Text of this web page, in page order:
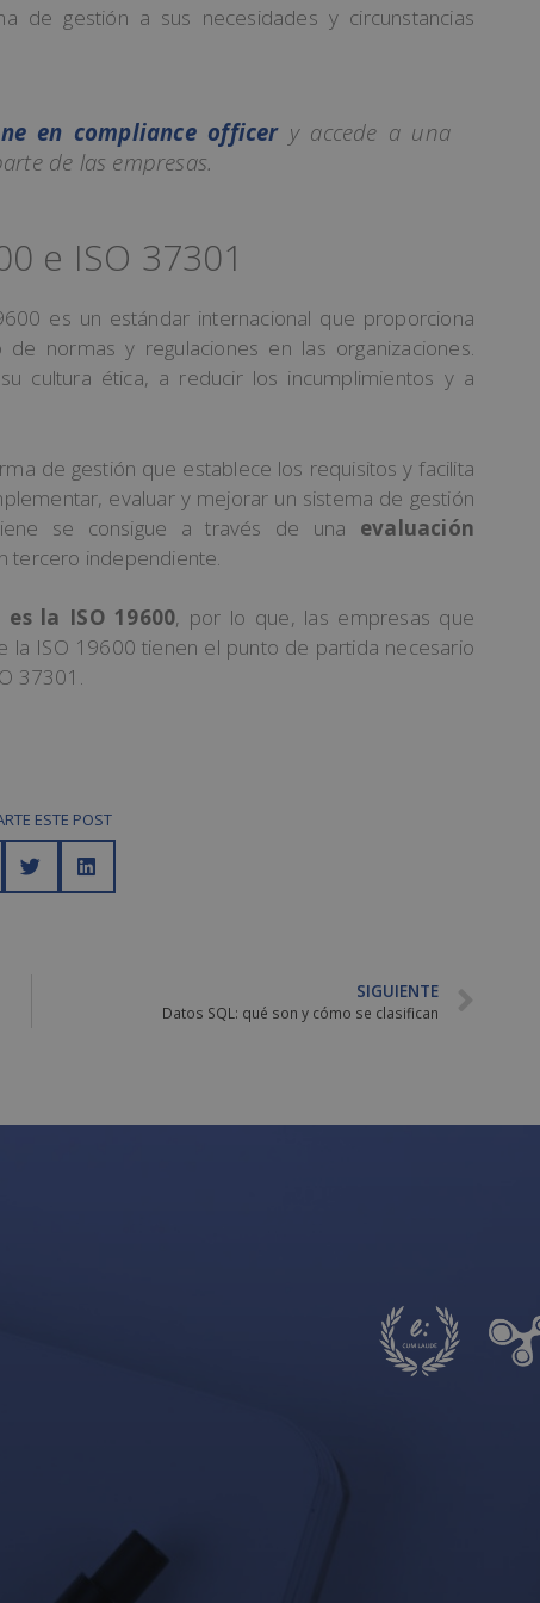
de gestión a sus necesidades y circunstancias
en compliance officery accede a una
de las empresas.
e ISO 37301
es un estándar internacional que proporciona
normas y regulaciones en las organizaciones.
cultura ética, a reducir los incumplimientos y a
de gestión que establece los requisitos y facilita
evaluar y mejorar un sistema de gestión
se consigue a través de una evaluación
tercero independiente.
la ISO 19600, por lo que, las empresas que
la ISO 19600 tienen el punto de partida necesario
37301.
ESTE POST
SIGUIENTE
Datos SQL: qué son y cómo se clasifican